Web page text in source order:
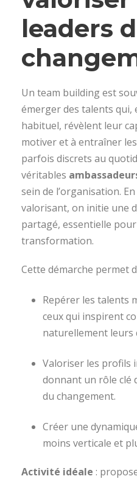
leaders
Un team building est
émerger des talents qui,
habituel, révèlent leur
motiver et à entraîner
parfois discrets au
véritables
sein de l’organisation.
valorisant, on initie une
partagé, essentielle
transformation.
Cette démarche permet
Repérer les talents
ceux qui inspirent
naturellement leurs
Valoriser les profils
donnant un rôle clé
du changement.
Créer une
moins verticale et
Activité idéale :